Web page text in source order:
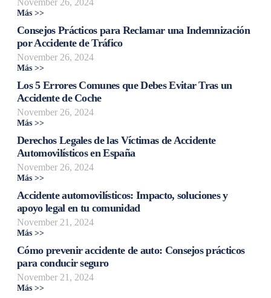
Más >>
Consejos Prácticos para Reclamar una Indemnización
por Accidente de Tráfico
November 26, 2024
Más >>
Los 5 Errores Comunes que Debes Evitar Tras un
Accidente de Coche
November 26, 2024
Más >>
Derechos Legales de las Víctimas de Accidente
Automovilísticos en España
November 26, 2024
Más >>
Accidente automovilísticos: Impacto, soluciones y
apoyo legal en tu comunidad
November 21, 2024
Más >>
Cómo prevenir accidente de auto: Consejos prácticos
para conducir seguro
November 21, 2024
Más >>